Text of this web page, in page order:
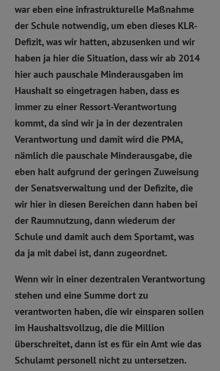
war eben eine infrastrukturelle Maßnahme
der Schule notwendig, um eben dieses KLR-
Defizit, was wir hatten, abzusenken und wir
haben ja hier die Situation, dass wir ab 2014
hier auch pauschale Minderausgaben im
Haushalt so eingetragen haben, dass es
immer zu einer Ressort-Verantwortung
kommt, da sind wir ja in der dezentralen
Verantwortung und damit wird die PMA,
nämlich die pauschale Minderausgabe, die
eben halt aufgrund der geringen Zuweisung
der Senatsverwaltung und der Defizite, die
wir hier in diesen Bereichen dann haben bei
der Raumnutzung, dann wiederum der
Schule und damit auch dem Sportamt, was
da ja mit dabei ist, dann zugeordnet.
Wenn wir in einer dezentralen Verantwortung
stehen und eine Summe dort zu
verantworten haben, die wir einsparen sollen
im Haushaltsvollzug, die die Million
überschreitet, dann ist es für ein Amt wie das
Schulamt personell nicht zu untersetzen.